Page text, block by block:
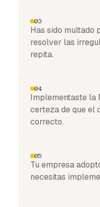
03
Has sido multado
resolver las
repita.
04
Implementaste la
certeza de que el
correcto.
05
Tu empresa
necesitas